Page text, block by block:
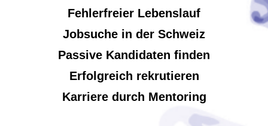
Fehlerfreier Lebenslauf
Jobsuche in der Schweiz
Passive Kandidaten finden
Erfolgreich rekrutieren
Karriere durch Mentoring